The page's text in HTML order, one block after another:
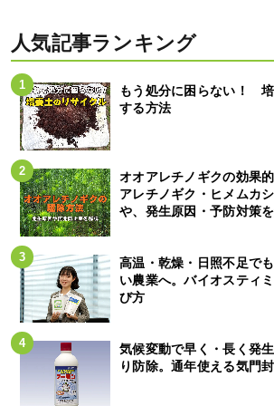
人気記事ランキング
もう処分に困らない！
する方法
オオアレチノギクの効果
アレチノギク・ヒメムカ
や、発生原因・予防対策
高温・乾燥・日照不足で
い農業へ。バイオスティ
び方
気候変動で早く・長く発
り防除。通年使える気門